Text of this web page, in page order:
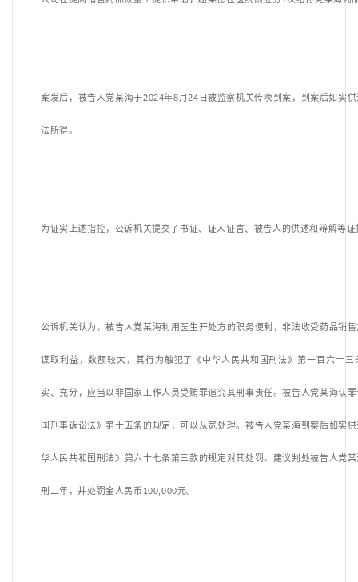
案发后，被告人党某海于2024年8月24日被监察机关传唤到案，到案后如实
法所得。
为证实上述指控，公诉机关提交了书证、证人证言、被告人的供述和辩解等证
公诉机关认为，被告人党某海利用医生开处方的职务便利，非法收受药品销
谋取利益，数额较大，其行为触犯了《中华人民共和国刑法》第一百六十
实、充分，应当以非国家工作人员受贿罪追究其刑事责任。被告人党某海认
国刑事诉讼法》第十五条的规定，可以从宽处理。被告人党某海到案后如实
华人民共和国刑法》第六十七条第三款的规定对其处罚。建议判处被告人党
刑二年，并处罚金人民币 100,000元。